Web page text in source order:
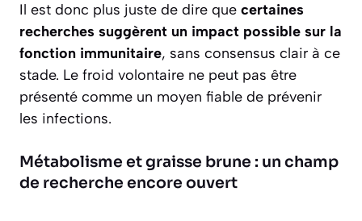
Il est donc plus juste de dire que certaines
recherches suggèrent un impact possible sur la
fonction immunitaire, sans consensus clair à ce
stade. Le froid volontaire ne peut pas être
présenté comme un moyen fiable de prévenir
les infections.
Métabolisme et graisse brune : un champ
de recherche encore ouvert